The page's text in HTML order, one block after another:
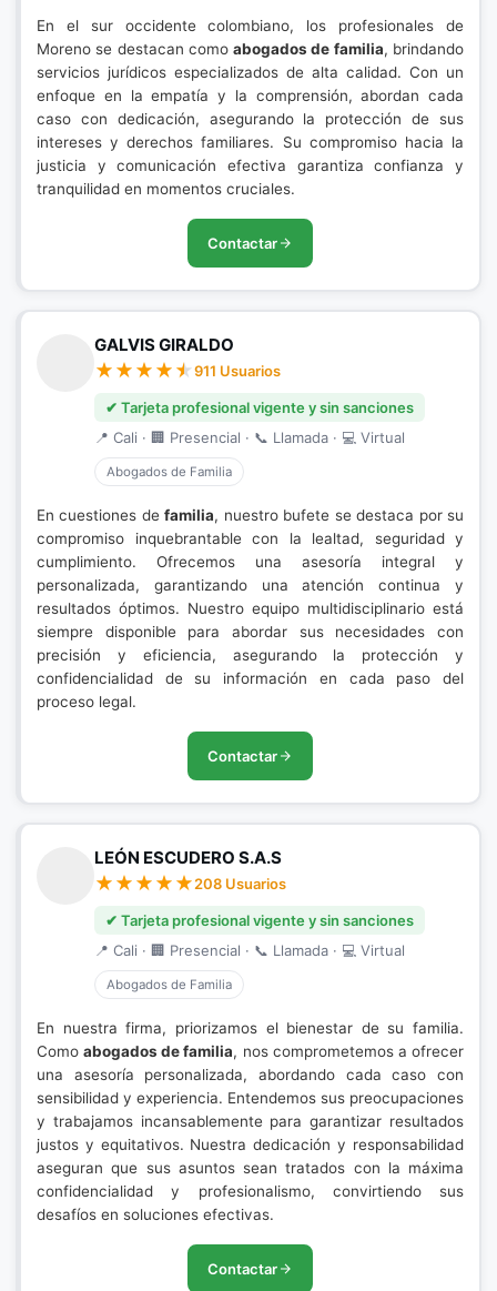
En el sur occidente colombiano, los profesionales de
Moreno se destacan comoabogados de familia, brindando
servicios jurídicos especializados de alta calidad. Con un
enfoque en la empatía y la comprensión, abordan cada
caso con dedicación, asegurando la protección de sus
intereses y derechos familiares. Su compromiso hacia la
justicia y comunicación efectiva garantiza confianza y
tranquilidad en momentos cruciales.
Contactar
GALVIS GIRALDO
911 Usuarios
✔ Tarjeta profesional vigente y sin sanciones
📍 Cali · 🏢 Presencial · 📞 Llamada · 💻 Virtual
Abogados de Familia
En cuestiones defamilia, nuestro bufete se destaca por su
compromiso inquebrantable con la lealtad, seguridad y
cumplimiento. Ofrecemos una asesoría integral y
personalizada, garantizando una atención continua y
resultados óptimos. Nuestro equipo multidisciplinario está
siempre disponible para abordar sus necesidades con
precisión y eficiencia, asegurando la protección y
confidencialidad de su información en cada paso del
proceso legal.
Contactar
LEÓN ESCUDERO S.A.S
208 Usuarios
✔ Tarjeta profesional vigente y sin sanciones
📍 Cali · 🏢 Presencial · 📞 Llamada · 💻 Virtual
Abogados de Familia
En nuestra firma, priorizamos el bienestar de su familia.
Comoabogados de familia, nos comprometemos a ofrecer
una asesoría personalizada, abordando cada caso con
sensibilidad y experiencia. Entendemos sus preocupaciones
y trabajamos incansablemente para garantizar resultados
justos y equitativos. Nuestra dedicación y responsabilidad
aseguran que sus asuntos sean tratados con la máxima
confidencialidad y profesionalismo, convirtiendo sus
desafíos en soluciones efectivas.
Contactar